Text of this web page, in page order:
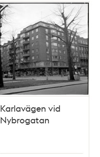
Karlavägen vid
Nybrogatan